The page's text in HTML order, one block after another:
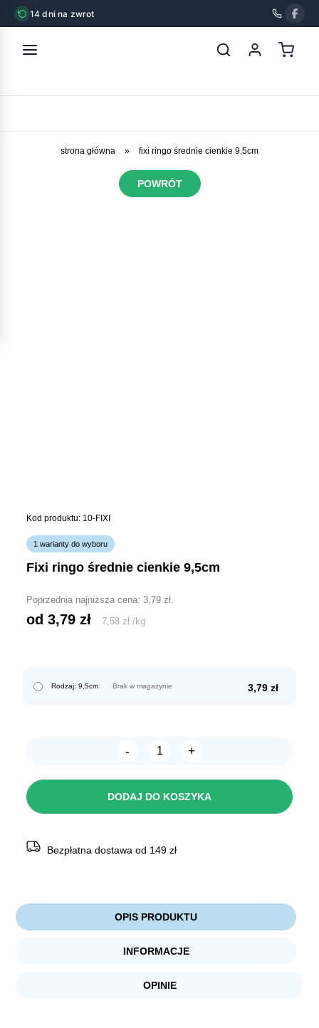
14 dni na zwrot
strona główna » fixi ringo średnie cienkie 9,5cm
POWRÓT
Kod produktu: 10-FIXI
1 warianty do wyboru
fixi ringo średnie cienkie 9,5cm
Poprzednia najniższa cena:3,79zł.
od 3,79zł 7,58zł /kg
Rodzaj: 9,5cm 3,79 zł
Brak w magazynie
-
ilość
cienkie
+
DODAJ DO KOSZYKA
Bezpłatna dostawa od 149 zł
OPIS PRODUKTU
INFORMACJE
OPINIE